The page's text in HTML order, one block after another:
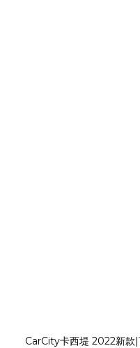
CarCity卡西堤 2022新款